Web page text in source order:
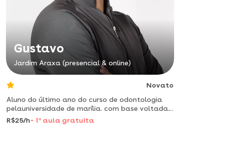
Gustavo
Jardim Araxa (presencial & online)
Novato
Aluno do último ano do curso de odontologia
pelauniversidade de marília. com base voltada
para periodontia e cirurgia.
R$25/h 1 aaula gratuita